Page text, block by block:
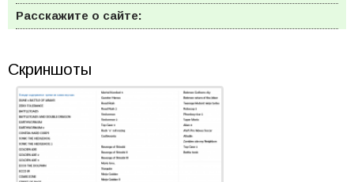
Расскажите о сайте:
Скриншоты